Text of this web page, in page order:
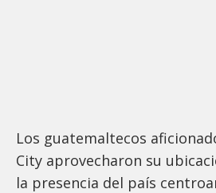
Los guatemaltecos
City aprovecharon su
la presencia del país